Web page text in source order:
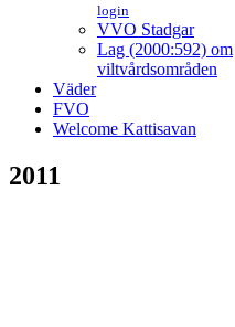
login
VVO Stadgar
Lag (2000:592) om
viltvårdsområden
Väder
FVO
Welcome Kattisavan
2011